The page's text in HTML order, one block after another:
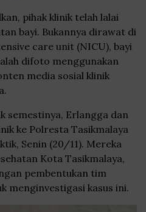
pihak klinik telah lalai
bayi. Bukannya dirawat di
care unit (NICU), bayi
difoto menggunakan
media sosial klinik
semestinya, Erlangga dan
ke Polresta Tasikmalaya
Senin (20/11). Mereka
Kota Tasikmalaya,
pembentukan tim
menginvestigasi kasus ini.